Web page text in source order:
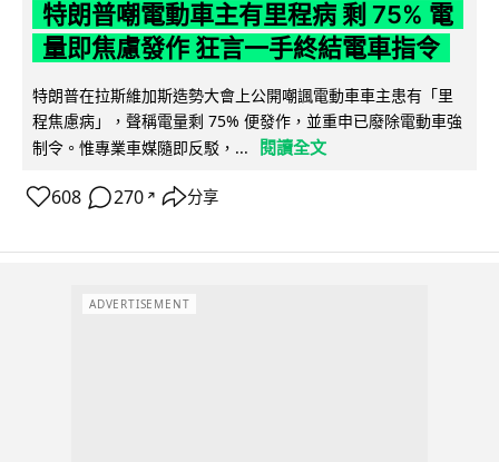
特朗普嘲電動車主有里程病 剩 75% 電
量即焦慮發作 狂言一手終結電車指令
特朗普在拉斯維加斯造勢大會上公開嘲諷電動車車主患有「里
程焦慮病」，聲稱電量剩 75% 便發作，並重申已廢除電動車強
制令。惟專業車媒隨即反駁，...
閱讀全文
608 270 ↗ 分享
ADVERTISEMENT